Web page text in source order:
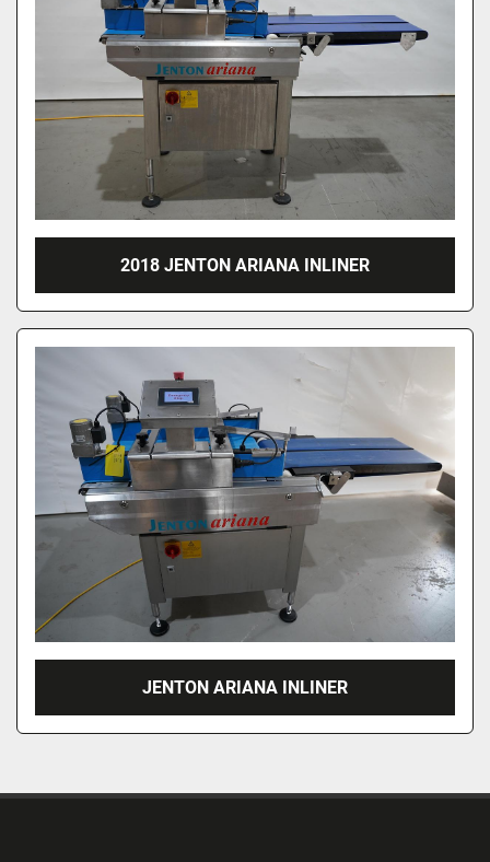
2018 JENTON ARIANA INLINER
JENTON ARIANA INLINER